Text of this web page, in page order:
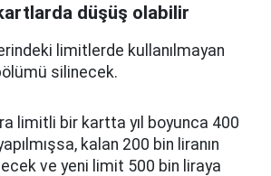
düşüş olabilir
limitlerde kullanılmayan
silinecek.
limitli bir kartta yıl boyunca 400
kalan 200 bin liranın
ve yeni limit 500 bin liraya